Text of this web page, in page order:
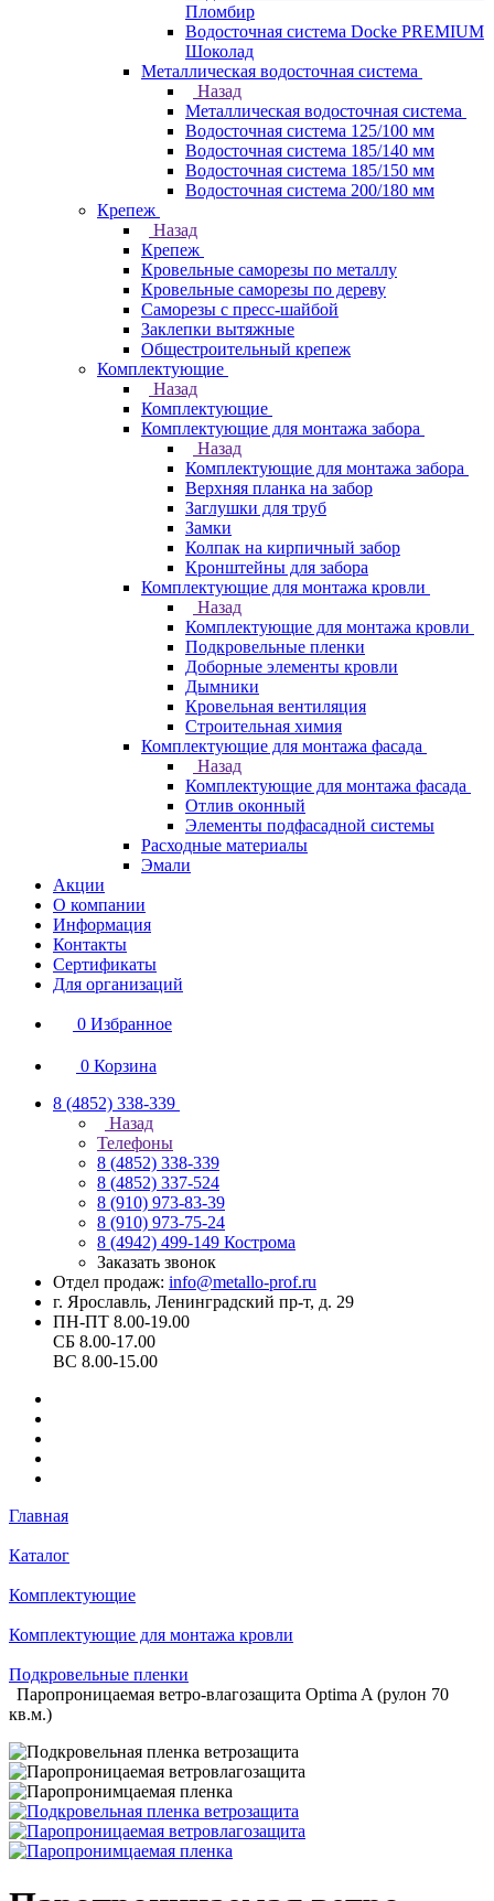
Пломбир
Водосточная система Docke PREMIUM
Шоколад
Металлическая водосточная система
Назад
Металлическая водосточная система
Водосточная система 125/100 мм
Водосточная система 185/140 мм
Водосточная система 185/150 мм
Водосточная система 200/180 мм
Крепеж
Назад
Крепеж
Кровельные саморезы по металлу
Кровельные саморезы по дереву
Саморезы с пресс-шайбой
Заклепки вытяжные
Общестроительный крепеж
Комплектующие
Назад
Комплектующие
Комплектующие для монтажа забора
Назад
Комплектующие для монтажа забора
Верхняя планка на забор
Заглушки для труб
Замки
Колпак на кирпичный забор
Кронштейны для забора
Комплектующие для монтажа кровли
Назад
Комплектующие для монтажа кровли
Подкровельные пленки
Доборные элементы кровли
Дымники
Кровельная вентиляция
Строительная химия
Комплектующие для монтажа фасада
Назад
Комплектующие для монтажа фасада
Отлив оконный
Элементы подфасадной системы
Расходные материалы
Эмали
Акции
О компании
Информация
Контакты
Сертификаты
Для организаций
0 Избранное
0 Корзина
8 (4852) 338-339
Назад
Телефоны
8 (4852) 338-339
8 (4852) 337-524
8 (910) 973-83-39
8 (910) 973-75-24
8 (4942) 499-149 Кострома
Заказать звонок
Отдел продаж: info@metallo-prof.ru
г. Ярославль, Ленинградский пр-т, д. 29
ПН-ПТ 8.00-19.00
СБ 8.00-17.00
ВС 8.00-15.00
Главная
Каталог
Комплектующие
Комплектующие для монтажа кровли
Подкровельные пленки
Паропроницаемая ветро-влагозащита Optima A (рулон 70
кв.м.)